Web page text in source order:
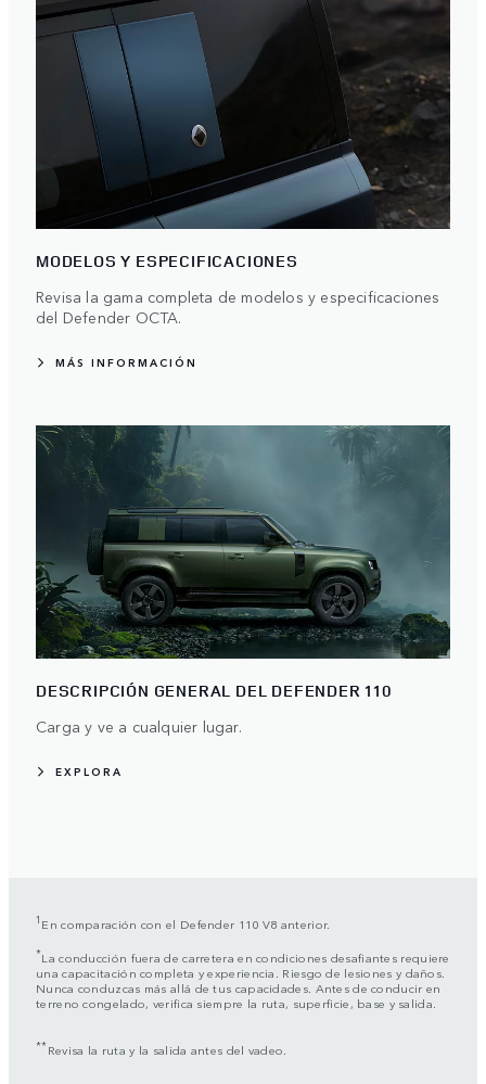
MODELOS Y ESPECIFICACIONES
Revisa la gama completa de modelos y especificaciones
del Defender OCTA.
MÁS INFORMACIÓN
DESCRIPCIÓN GENERAL DEL DEFENDER 110
Carga y ve a cualquier lugar.
EXPLORA
1 En comparación con el Defender 110 V8 anterior.
*La conducción fuera de carretera en condiciones desafiantes requiere
una capacitación completa y experiencia. Riesgo de lesiones y daños.
Nunca conduzcas más allá de tus capacidades. Antes de conducir en
terreno congelado, verifica siempre la ruta, superficie, base y salida.
**Revisa la ruta y la salida antes del vadeo.